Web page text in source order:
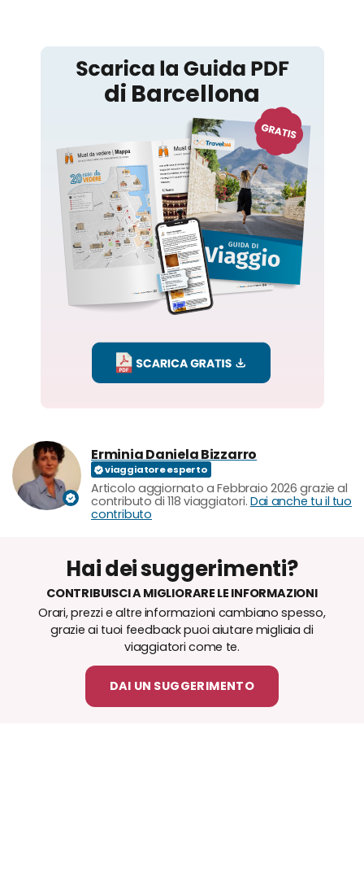
Barcellona
Erminia Daniela Bizzarro
Articolo aggiornato a Febbraio 2026 grazie al
contributo di 118 viaggiatori. Dai anche tu il tuo
contributo
Hai dei suggerimenti?
CONTRIBUISCI A MIGLIORARE LE INFORMAZIONI
Orari, prezzi e altre informazioni cambiano spesso,
grazie ai tuoi feedback puoi aiutare migliaia di
viaggiatori come te.
DAI UN SUGGERIMENTO